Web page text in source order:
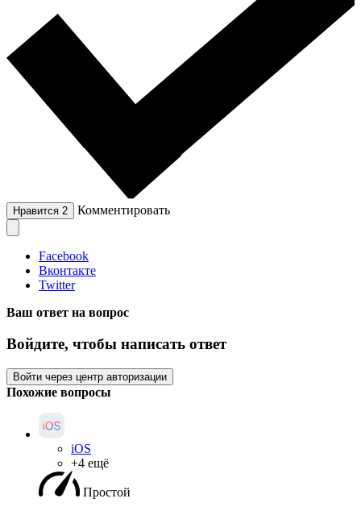
Нравится 2 Комментировать
Facebook
Вконтакте
Twitter
Ваш ответ на вопрос
Войдите, чтобы написать ответ
Войти через центр авторизации
Похожие вопросы
iOS
+4 ещё
Простой